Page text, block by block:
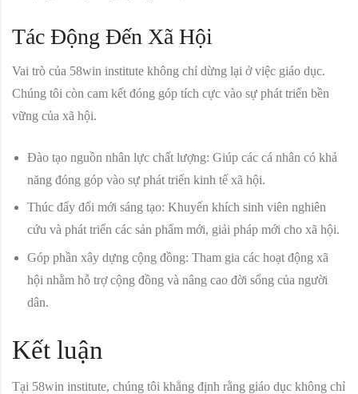
Tác Động Đến Xã Hội
Vai trò của 58win institute không chỉ dừng lại ở việc giáo dục.
Chúng tôi còn cam kết đóng góp tích cực vào sự phát triển bền
vững của xã hội.
Đào tạo nguồn nhân lực chất lượng: Giúp các cá nhân có khả
năng đóng góp vào sự phát triển kinh tế xã hội.
Thúc đẩy đổi mới sáng tạo: Khuyến khích sinh viên nghiên
cứu và phát triển các sản phẩm mới, giải pháp mới cho xã hội.
Góp phần xây dựng cộng đồng: Tham gia các hoạt động xã
hội nhằm hỗ trợ cộng đồng và nâng cao đời sống của người
dân.
Kết luận
Tại 58win institute, chúng tôi khẳng định rằng giáo dục không chỉ